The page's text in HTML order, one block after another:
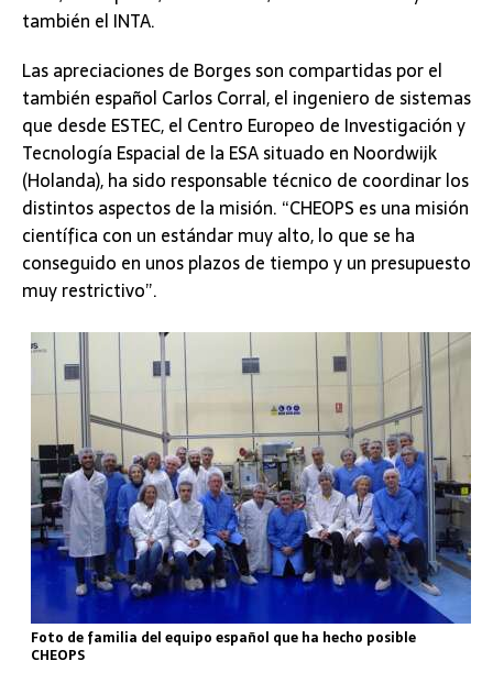
también el INTA.
Las apreciaciones de Borges son compartidas por el
también español Carlos Corral, el ingeniero de sistemas
que desde ESTEC, el Centro Europeo de Investigación y
Tecnología Espacial de la ESA situado en Noordwijk
(Holanda), ha sido responsable técnico de coordinar los
distintos aspectos de la misión. “CHEOPS es una misión
científica con un estándar muy alto, lo que se ha
conseguido en unos plazos de tiempo y un presupuesto
muy restrictivo”.
Foto de familia del equipo español que ha hecho posible
CHEOPS